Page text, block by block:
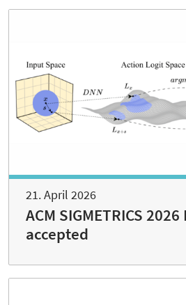
21. April 2026
ACM SIGMETRICS
accepted